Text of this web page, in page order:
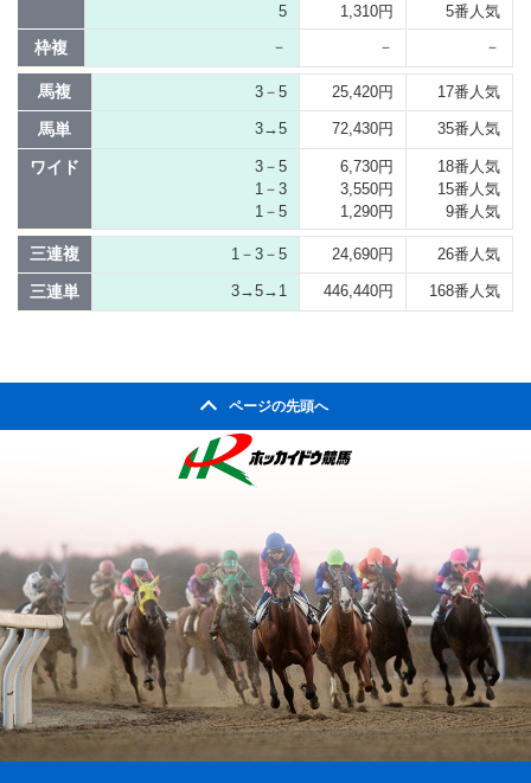
5
1,310円
5番人気
枠複 － － －
馬複 3－5 25,420円 17番人気
馬単 3→5 72,430円 35番人気
ワイド
3－5
1－3
1－5
6,730円
3,550円
1,290円
18番人気
15番人気
9番人気
三連複 1－3－5 24,690円 26番人気
三連単 3→5→1 446,440円 168番人気
ページの先頭へ